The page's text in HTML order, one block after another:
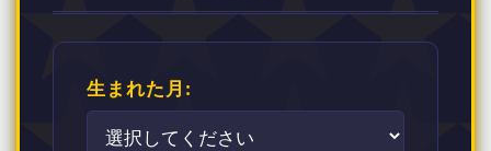
生まれた月: